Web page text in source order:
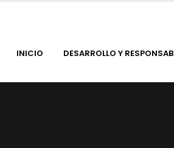
INICIO DESARROLLO Y